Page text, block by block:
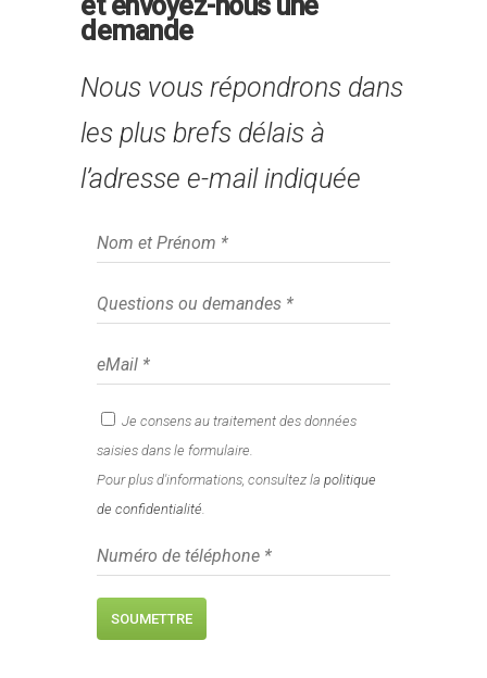
demande
Nous vous répondrons dans
les plus brefs délais à
l’adresse e-mail indiquée
Je consens au traitement des données
saisies dans le formulaire.
Pour plus d'informations, consultez la politique
de confidentialité.